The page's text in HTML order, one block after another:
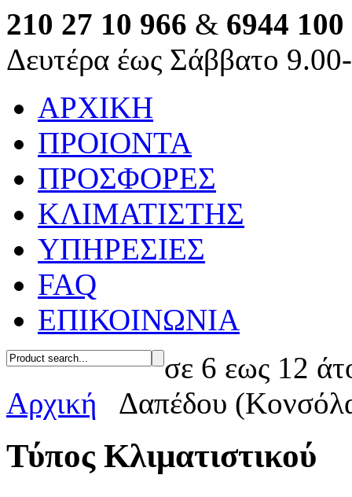
210 27 10 966 & 6944 100
Δευτέρα έως Σάββατο
ΑΡΧΙΚΗ
ΠΡΟΙΟΝΤΑ
ΠΡΟΣΦΟΡΕΣ
ΚΛΙΜΑΤΙΣΤΗΣ
ΥΠΗΡΕΣΙΕΣ
FAQ
ΕΠΙΚΟΙΝΩΝΙΑ
σε 6 εως 12
Αρχική
Δαπέδου
Τύπος Κλιματιστικού